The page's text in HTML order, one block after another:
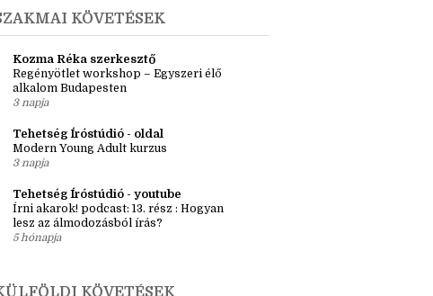
4 hónapja
Az összes megjelenítése
SZAKMAI KÖVETÉSEK
Regényötlet workshop – Egyszeri élő
alkalom Budapesten
3 napja
Tehetség Íróstúdió - oldal
Modern Young Adult kurzus
3 napja
lesz az álmodozásból írás?